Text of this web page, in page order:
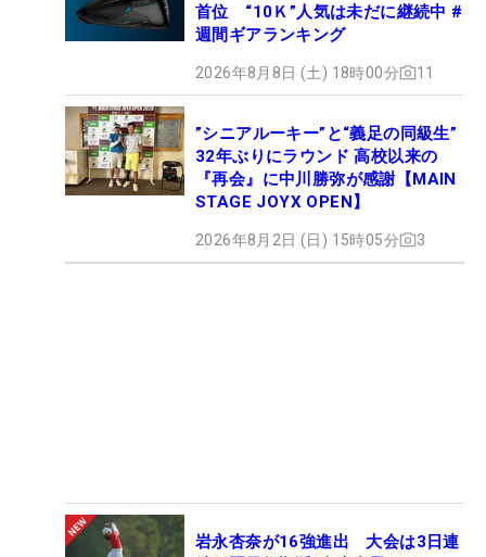
首位 “10Ｋ”人気は未だに継続中 #
週間ギアランキング
2026年8月8日 (土) 18時00分 11
”シニアルーキー”と“義足の同級生”
32年ぶりにラウンド 高校以来の
『再会』に中川勝弥が感謝【MAIN
STAGE JOYX OPEN】
2026年8月2日 (日) 15時05分 3
岩永杏奈が16強進出 大会は3日連